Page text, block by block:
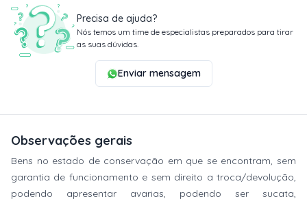
Precisa de ajuda?
Nós temos um time de especialistas preparados para tirar
as suas dúvidas.
Enviar mensagem
Observações gerais
Bens no estado de conservação em que se encontram, sem
garantia de funcionamento e sem direito a troca/devolução,
podendo apresentar avarias, podendo ser sucata,